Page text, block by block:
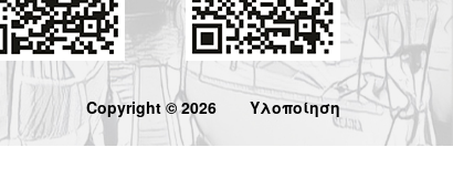
Copyright © 2026 Υλοποίηση